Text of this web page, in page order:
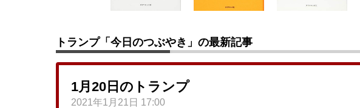
トランプ「今日のつぶやき」の最新記事
1月20日のトランプ
2021年1月21日 17:00